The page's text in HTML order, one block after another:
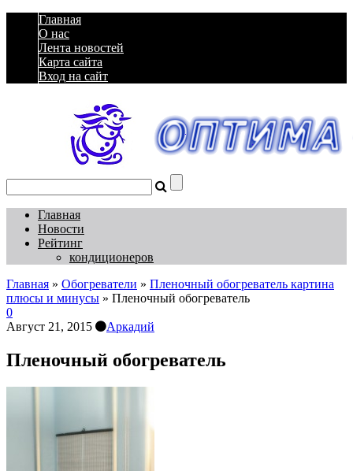
Главная
О нас
Лента новостей
Карта сайта
Вход на сайт
Главная
Новости
Рейтинг
кондиционеров
Главная » Обогреватели » Пленочный обогреватель картина
плюсы и минусы » Пленочный обогреватель
0
Август 21, 2015
Аркадий
Пленочный обогреватель